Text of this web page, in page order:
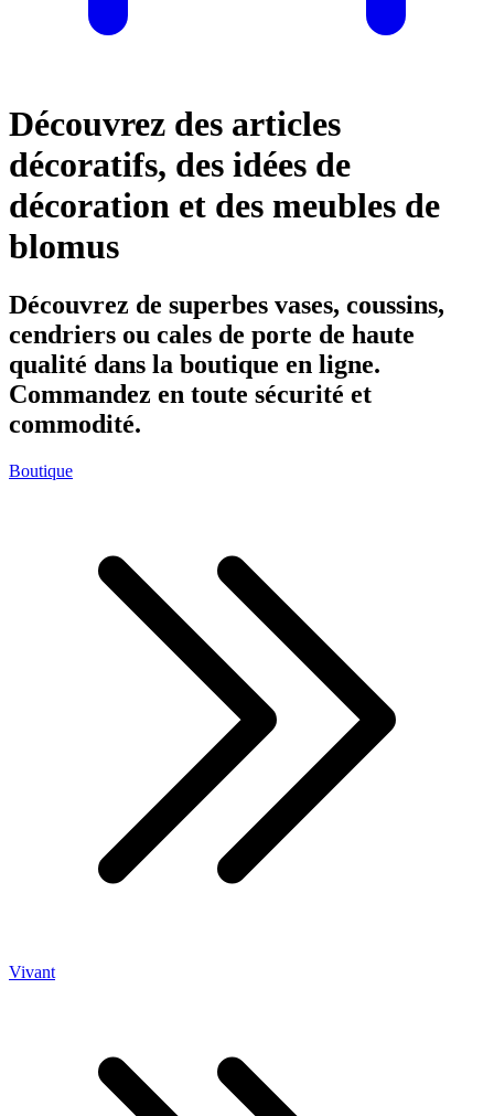
Découvrez des articles
décoratifs, des idées de
décoration et des meubles de
blomus
Découvrez de superbes vases, coussins,
cendriers ou cales de porte de haute
qualité dans la boutique en ligne.
Commandez en toute sécurité et
commodité.
Boutique
Vivant